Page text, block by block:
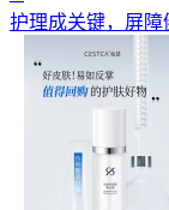
护理成关键，屏障